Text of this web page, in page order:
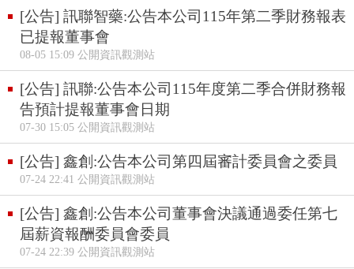
[公告] 訊聯智藥:公告本公司115年第二季財務報表
已提報董事會
08-05 15:09 公開資訊觀測站
[公告] 訊聯:公告本公司115年度第二季合併財務報
告預計提報董事會日期
07-30 15:05 公開資訊觀測站
[公告] 鑫創:公告本公司第四屆審計委員會之委員
07-24 22:41 公開資訊觀測站
[公告] 鑫創:公告本公司董事會決議通過委任第七
屆薪資報酬委員會委員
07-24 22:39 公開資訊觀測站